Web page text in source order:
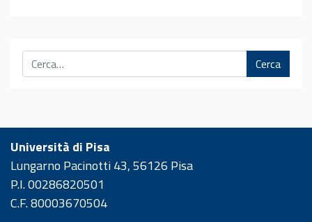
Cerca
Università di Pisa
Lungarno Pacinotti 43, 56126 Pisa
P.I. 00286820501
C.F. 80003670504